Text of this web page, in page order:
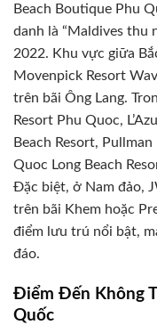
Beach Boutique Phu
danh là “Maldives thu
2022. Khu vực giữa
Movenpick Resort
trên bãi Ông Lang.
Resort Phu Quoc,
Beach Resort,
Quoc Long Beach
Đặc biệt, ở Nam đảo,
trên bãi Khem hoặc
điểm lưu trú nổi bật,
đáo.
Điểm Đến Không
Quốc